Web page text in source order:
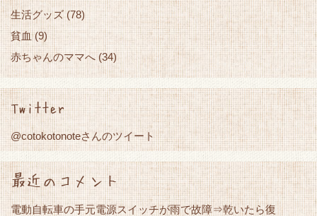
生活グッズ(78)
貧血(9)
赤ちゃんのママへ (34)
Twitter
@cotokotonoteさんのツイート
最近のコメント
電動自転車の手元電源スイッチが雨で故障⇒乾いたら復